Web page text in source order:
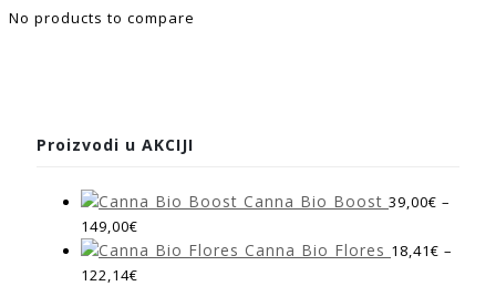
No products to compare
Proizvodi u AKCIJI
Canna Bio Boost 39,00€ –
149,00€
Canna Bio Flores 18,41€ –
122,14€